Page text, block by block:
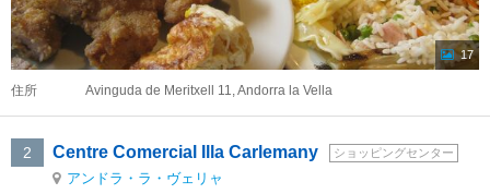
17
住所 Avinguda de Meritxell 11, Andorra la Vella
2 Centre Comercial Illa Carlemany ショッピングセンター
アンドラ・ラ・ヴェリャ